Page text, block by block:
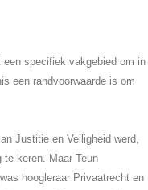
een specifiek vakgebied om in
een randvoorwaarde is om
Justitie en Veiligheid werd,
keren. Maar Teun
hoogleraar Privaatrecht en